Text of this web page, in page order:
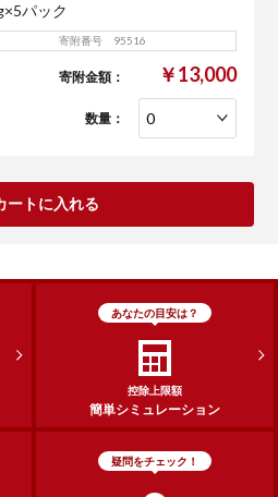
パック
寄附番号 95516
寄附金額： ￥13,000
数量：
ートに入れる
あなたの目安は？
控除上限額
簡単シミュレーション
疑問をチェック！